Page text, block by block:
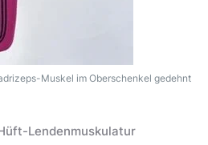
Muskel im Oberschenkel gedehnt
Lendenmuskulatur